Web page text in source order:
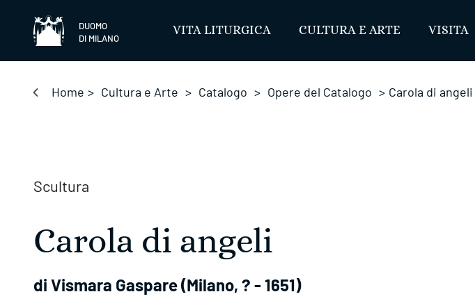
DUOMO
DI MILANO
VITA LITURGICA CULTURA E ARTE VISITA
Home > Cultura e Arte > Catalogo > Opere del Catalogo > Carola di angeli
Scultura
Carola di angeli
di Vismara Gaspare (Milano, ? - 1651)